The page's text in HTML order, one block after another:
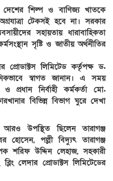
শিল্প ও বাণিজ্য খাতকে
টেকসই হবে না। সরকার
সহায়তায় ধারাবাহিকতা
সৃষ্টি ও জাতীয় অর্থনীতির
প্রোডাক্টস লিমিটেড কর্তৃপক্ষ ড.
স্বাগত জানান। এ সময়
ও প্রধান নির্বাহী কর্মকর্তা মো.
বিভিন্ন বিভাগ ঘুরে দেখা
উপস্থিত ছিলেন তারাগঞ্জ
হোসেন, পল্লী বিদ্যুৎ তারাগঞ্জ
শরিফ উদ্দিন লেহাজ, সহকারী
লেদার প্রোডাক্টস লিমিটেডের